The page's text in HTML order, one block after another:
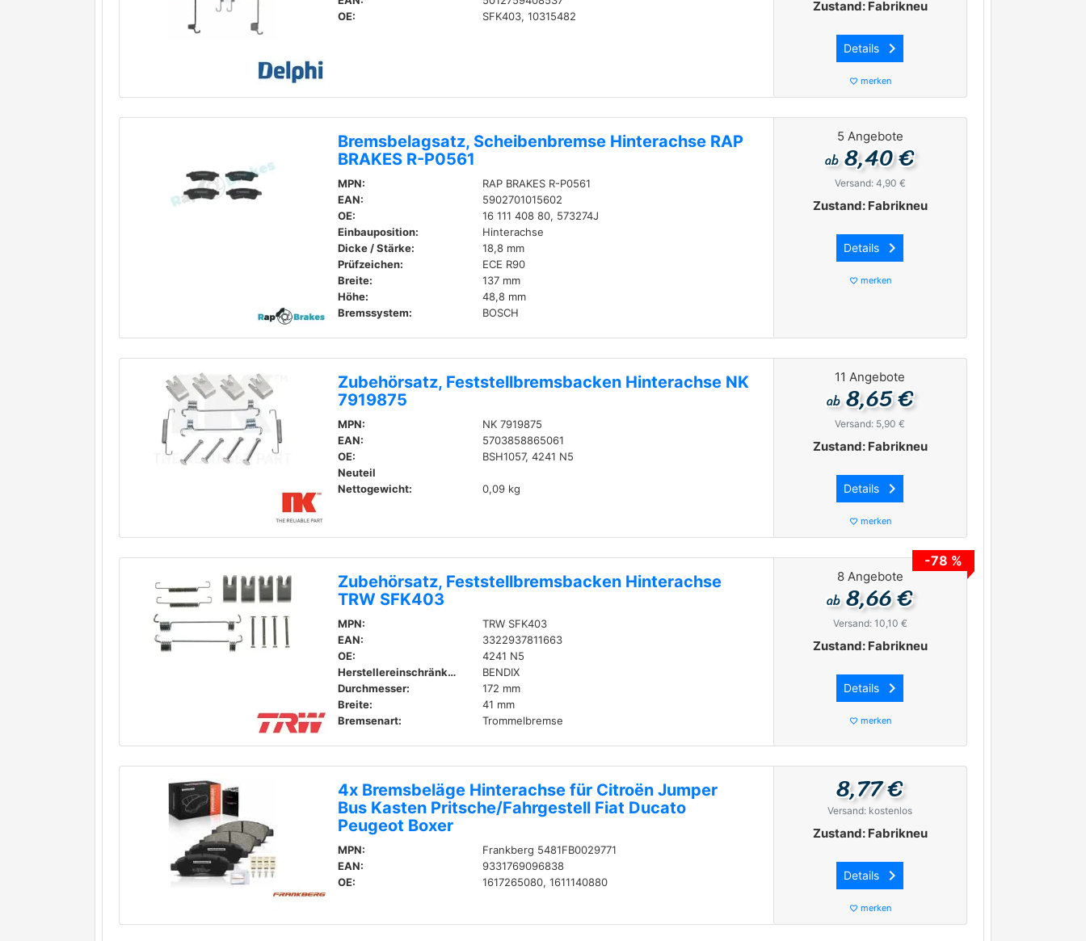
OE:
SFK403, 10315482
Zustand: Fabrikneu
Details keyboard_arrow_right
favorite_border merken
Bremsbelagsatz, Scheibenbremse Hinterachse RAP
BRAKES R-P0561
MPN:
RAP BRAKES R-P0561
EAN:
5902701015602
OE:
16 111 408 80, 573274J
Einbauposition:
Hinterachse
Dicke / Stärke:
18,8 mm
Prüfzeichen:
ECE R90
Breite:
137 mm
Höhe:
48,8 mm
Bremssystem:
BOSCH
5 Angebote
ab8,40 €
Versand: 4,90 €
Zustand: Fabrikneu
Details keyboard_arrow_right
favorite_border merken
Zubehörsatz, Feststellbremsbacken Hinterachse NK
7919875
MPN:
NK 7919875
EAN:
5703858865061
OE:
BSH1057, 4241 N5
Neuteil
Nettogewicht:
0,09 kg
11 Angebote
ab8,65 €
Versand: 5,90 €
Zustand: Fabrikneu
Details keyboard_arrow_right
favorite_border merken
Zubehörsatz, Feststellbremsbacken Hinterachse
TRW SFK403
MPN:
TRW SFK403
EAN:
3322937811663
OE:
4241 N5
Herstellereinschränkung:
BENDIX
Durchmesser:
172 mm
Breite:
41 mm
Bremsenart:
Trommelbremse
-78 %
8 Angebote
ab8,66 €
Versand: 10,10 €
Zustand: Fabrikneu
Details keyboard_arrow_right
favorite_border merken
4x Bremsbeläge Hinterachse für Citroën Jumper
Bus Kasten Pritsche/Fahrgestell Fiat Ducato
Peugeot Boxer
MPN:
Frankberg 5481FB0029771
EAN:
9331769096838
OE:
1617265080, 1611140880
8,77 €
Versand: kostenlos
Zustand: Fabrikneu
Details keyboard_arrow_right
favorite_border merken